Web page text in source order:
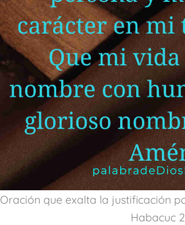
Oración que exalta la justificación
Habacuc